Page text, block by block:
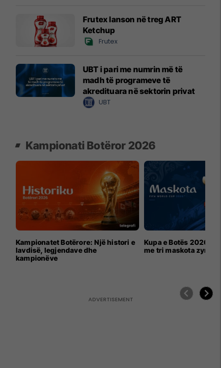
Frutex lanson në treg ART
Ketchup
Frutex
UBT i pari me numrin më të
madh të programeve të
akredituara në sektorin privat
UBT
Kampionati Botëror 2026
Kampionatet Botërore: Një histori e
lavdisë, legjendave dhe
kampionëve
Kupa e Botës 2026
me tri maskota zyrtare